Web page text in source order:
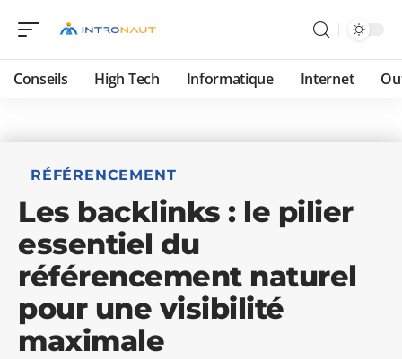
Conseils High Tech Informatique Internet
RÉFÉRENCEMENT
Les backlinks : le pilier
essentiel du
référencement naturel
pour une visibilité
maximale